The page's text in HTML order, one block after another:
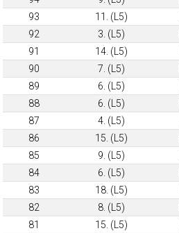
93
11. (L5)
92
3. (L5)
91
14. (L5)
90
7. (L5)
89
6. (L5)
88
6. (L5)
87
4. (L5)
86
15. (L5)
85
9. (L5)
84
6. (L5)
83
18. (L5)
82
8. (L5)
81
15. (L5)